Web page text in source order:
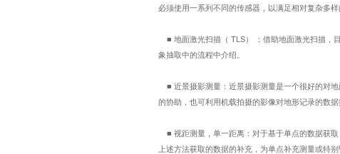
必须使用一系列不同的传感器，以满足相对复杂多
■ 地面激光扫描（ TLS） ：借助地面激光扫描，
象抽取中的流程中介绍。
■ 近景摄影测量：近景摄影测量是一个很好的对
的协助，也可利用机载拍摄的影像对地形记录的数据
■ 视距测量，单一距离：对于基于单点的数据获
上述方法获取的数据的补充，为单点补充测量或特